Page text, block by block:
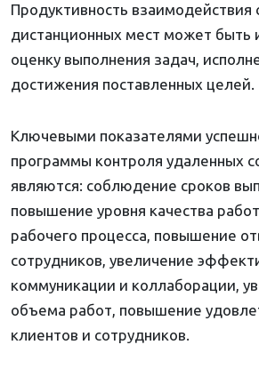
Продуктивность взаимодействия
дистанционных мест может быть
оценку выполнения задач,
достижения поставленных целей.
Ключевыми показателями
программы контроля удаленных
являются: соблюдение сроков
повышение уровня качества
рабочего процесса, повышение
сотрудников, увеличение
коммуникации и коллаборации,
объема работ, повышение
клиентов и сотрудников.